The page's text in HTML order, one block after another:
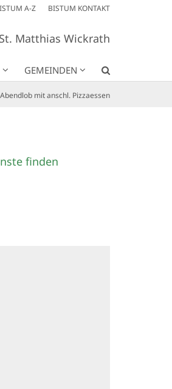
A-Z BISTUM KONTAKT
Matthias Wickrath
GEMEINDEN
mit anschl. Pizzaessen
finden